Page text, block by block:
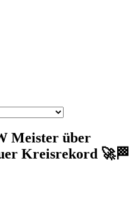
Meister über
Kreisrekord 🚀🏁